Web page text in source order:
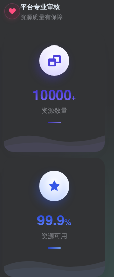
平台专业审核
资源质量有保障
10000+
资源数量
99.9%
资源可用